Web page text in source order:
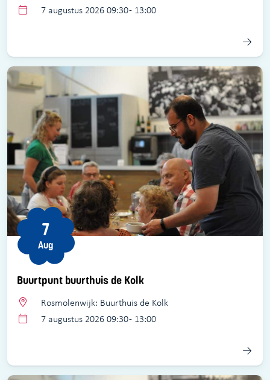
7 augustus 2026 09:30 - 13:00
Buurtpunt buurthuis de Kolk
7
Aug
Rosmolenwijk: Buurthuis de Kolk
7 augustus 2026 09:30 - 13:00